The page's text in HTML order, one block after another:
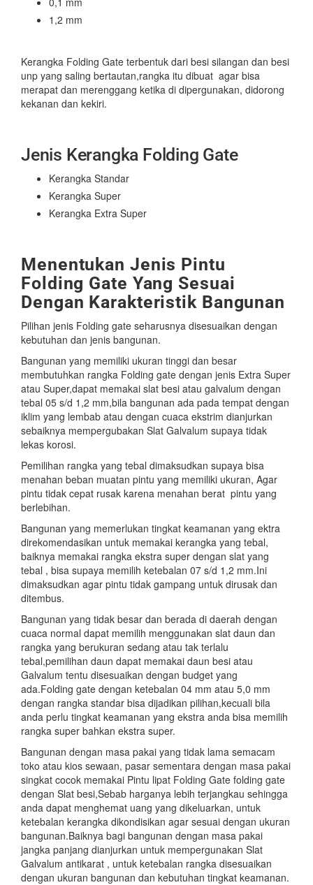
1,2 mm
Kerangka Folding Gate terbentuk dari besi silangan dan besi
unp yang saling bertautan,rangka itu dibuat agar bisa
merapat dan merenggang ketika di dipergunakan, didorong
kekanan dan kekiri.
Jenis Kerangka Folding Gate
Kerangka Standar
Kerangka Super
Kerangka Extra Super
Menentukan Jenis Pintu
Folding Gate Yang Sesuai
Dengan Karakteristik Bangunan
Pilihan jenis Folding gate seharusnya disesuaikan dengan
kebutuhan dan jenis bangunan.
Bangunan yang memiliki ukuran tinggi dan besar
membutuhkan rangka Folding gate dengan jenis Extra Super
atau Super,dapat memakai slat besi atau galvalum dengan
tebal 05 s/d 1,2 mm,bila bangunan ada pada tempat dengan
iklim yang lembab atau dengan cuaca ekstrim dianjurkan
sebaiknya mempergubakan Slat Galvalum supaya tidak
lekas korosi.
Pemilihan rangka yang tebal dimaksudkan supaya bisa
menahan beban muatan pintu yang memiliki ukuran, Agar
pintu tidak cepat rusak karena menahan berat pintu yang
berlebihan.
Bangunan yang memerlukan tingkat keamanan yang ektra
direkomendasikan untuk memakai kerangka yang tebal,
baiknya memakai rangka ekstra super dengan slat yang
tebal , bisa supaya memilih ketebalan 07 s/d 1,2 mm.Ini
dimaksudkan agar pintu tidak gampang untuk dirusak dan
ditembus.
Bangunan yang tidak besar dan berada di daerah dengan
cuaca normal dapat memilih menggunakan slat daun dan
rangka yang berukuran sedang atau tak terlalu
tebal,pemilihan daun dapat memakai daun besi atau
Galvalum tentu disesuaikan dengan budget yang
ada.Folding gate dengan ketebalan 04 mm atau 5,0 mm
dengan rangka standar bisa dijadikan pilihan,kecuali bila
anda perlu tingkat keamanan yang ekstra anda bisa memilih
rangka super bahkan ekstra super.
Bangunan dengan masa pakai yang tidak lama semacam
toko atau kios sewaan, pasar sementara dengan masa pakai
singkat cocok memakai Pintu lipat Folding Gate folding gate
dengan Slat besi,Sebab harganya lebih terjangkau sehingga
anda dapat menghemat uang yang dikeluarkan, untuk
ketebalan kerangka dikondisikan agar sesuai dengan ukuran
bangunan.Baiknya bagi bangunan dengan masa pakai
jangka panjang dianjurkan untuk mempergunakan Slat
Galvalum antikarat , untuk ketebalan rangka disesuaikan
dengan ukuran bangunan dan kebutuhan tingkat keamanan.